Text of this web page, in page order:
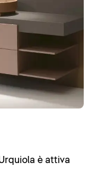
è attiva